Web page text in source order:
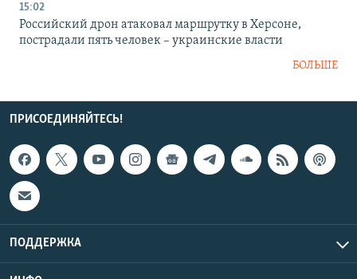
15:02
Российский дрон атаковал маршрутку в Херсоне,
пострадали пять человек – украинские власти
БОЛЬШЕ
ПРИСОЕДИНЯЙТЕСЬ!
ПОДДЕРЖКА